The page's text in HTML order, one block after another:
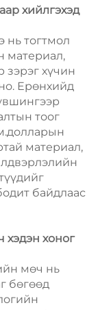
хийлгэхэд
нь тогтмол
материал,
зэрэг хүчин
Ерөнхийд
тоог
материал,
байдлаас
хоног
мөч нь
бөгөөд